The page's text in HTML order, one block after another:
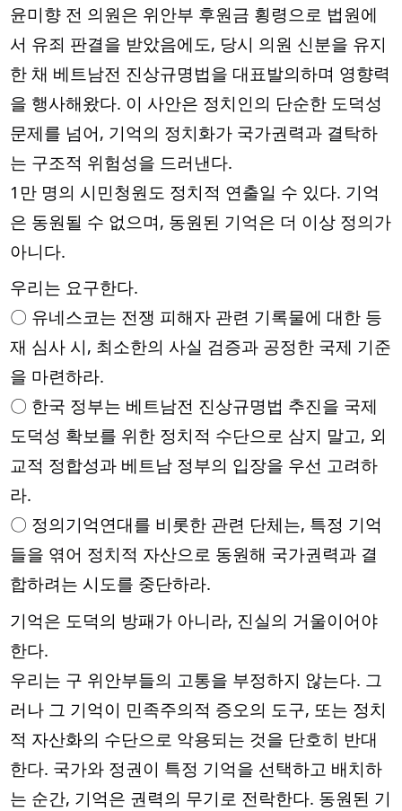
윤미향 전 의원은 위안부 후원금 횡령으로 법원에
서 유죄 판결을 받았음에도, 당시 의원 신분을 유지
한 채 베트남전 진상규명법을 대표발의하며 영향력
을 행사해왔다. 이 사안은 정치인의 단순한 도덕성
문제를 넘어, 기억의 정치화가 국가권력과 결탁하
는 구조적 위험성을 드러낸다.
1만 명의 시민청원도 정치적 연출일 수 있다. 기억
은 동원될 수 없으며, 동원된 기억은 더 이상 정의가
아니다.
우리는 요구한다.
〇 유네스코는 전쟁 피해자 관련 기록물에 대한 등
재 심사 시, 최소한의 사실 검증과 공정한 국제 기준
을 마련하라.
〇 한국 정부는 베트남전 진상규명법 추진을 국제
도덕성 확보를 위한 정치적 수단으로 삼지 말고, 외
교적 정합성과 베트남 정부의 입장을 우선 고려하
라.
〇 정의기억연대를 비롯한 관련 단체는, 특정 기억
들을 엮어 정치적 자산으로 동원해 국가권력과 결
합하려는 시도를 중단하라.
기억은 도덕의 방패가 아니라, 진실의 거울이어야
한다.
우리는 구 위안부들의 고통을 부정하지 않는다. 그
러나 그 기억이 민족주의적 증오의 도구, 또는 정치
적 자산화의 수단으로 악용되는 것을 단호히 반대
한다. 국가와 정권이 특정 기억을 선택하고 배치하
는 순간, 기억은 권력의 무기로 전락한다. 동원된 기